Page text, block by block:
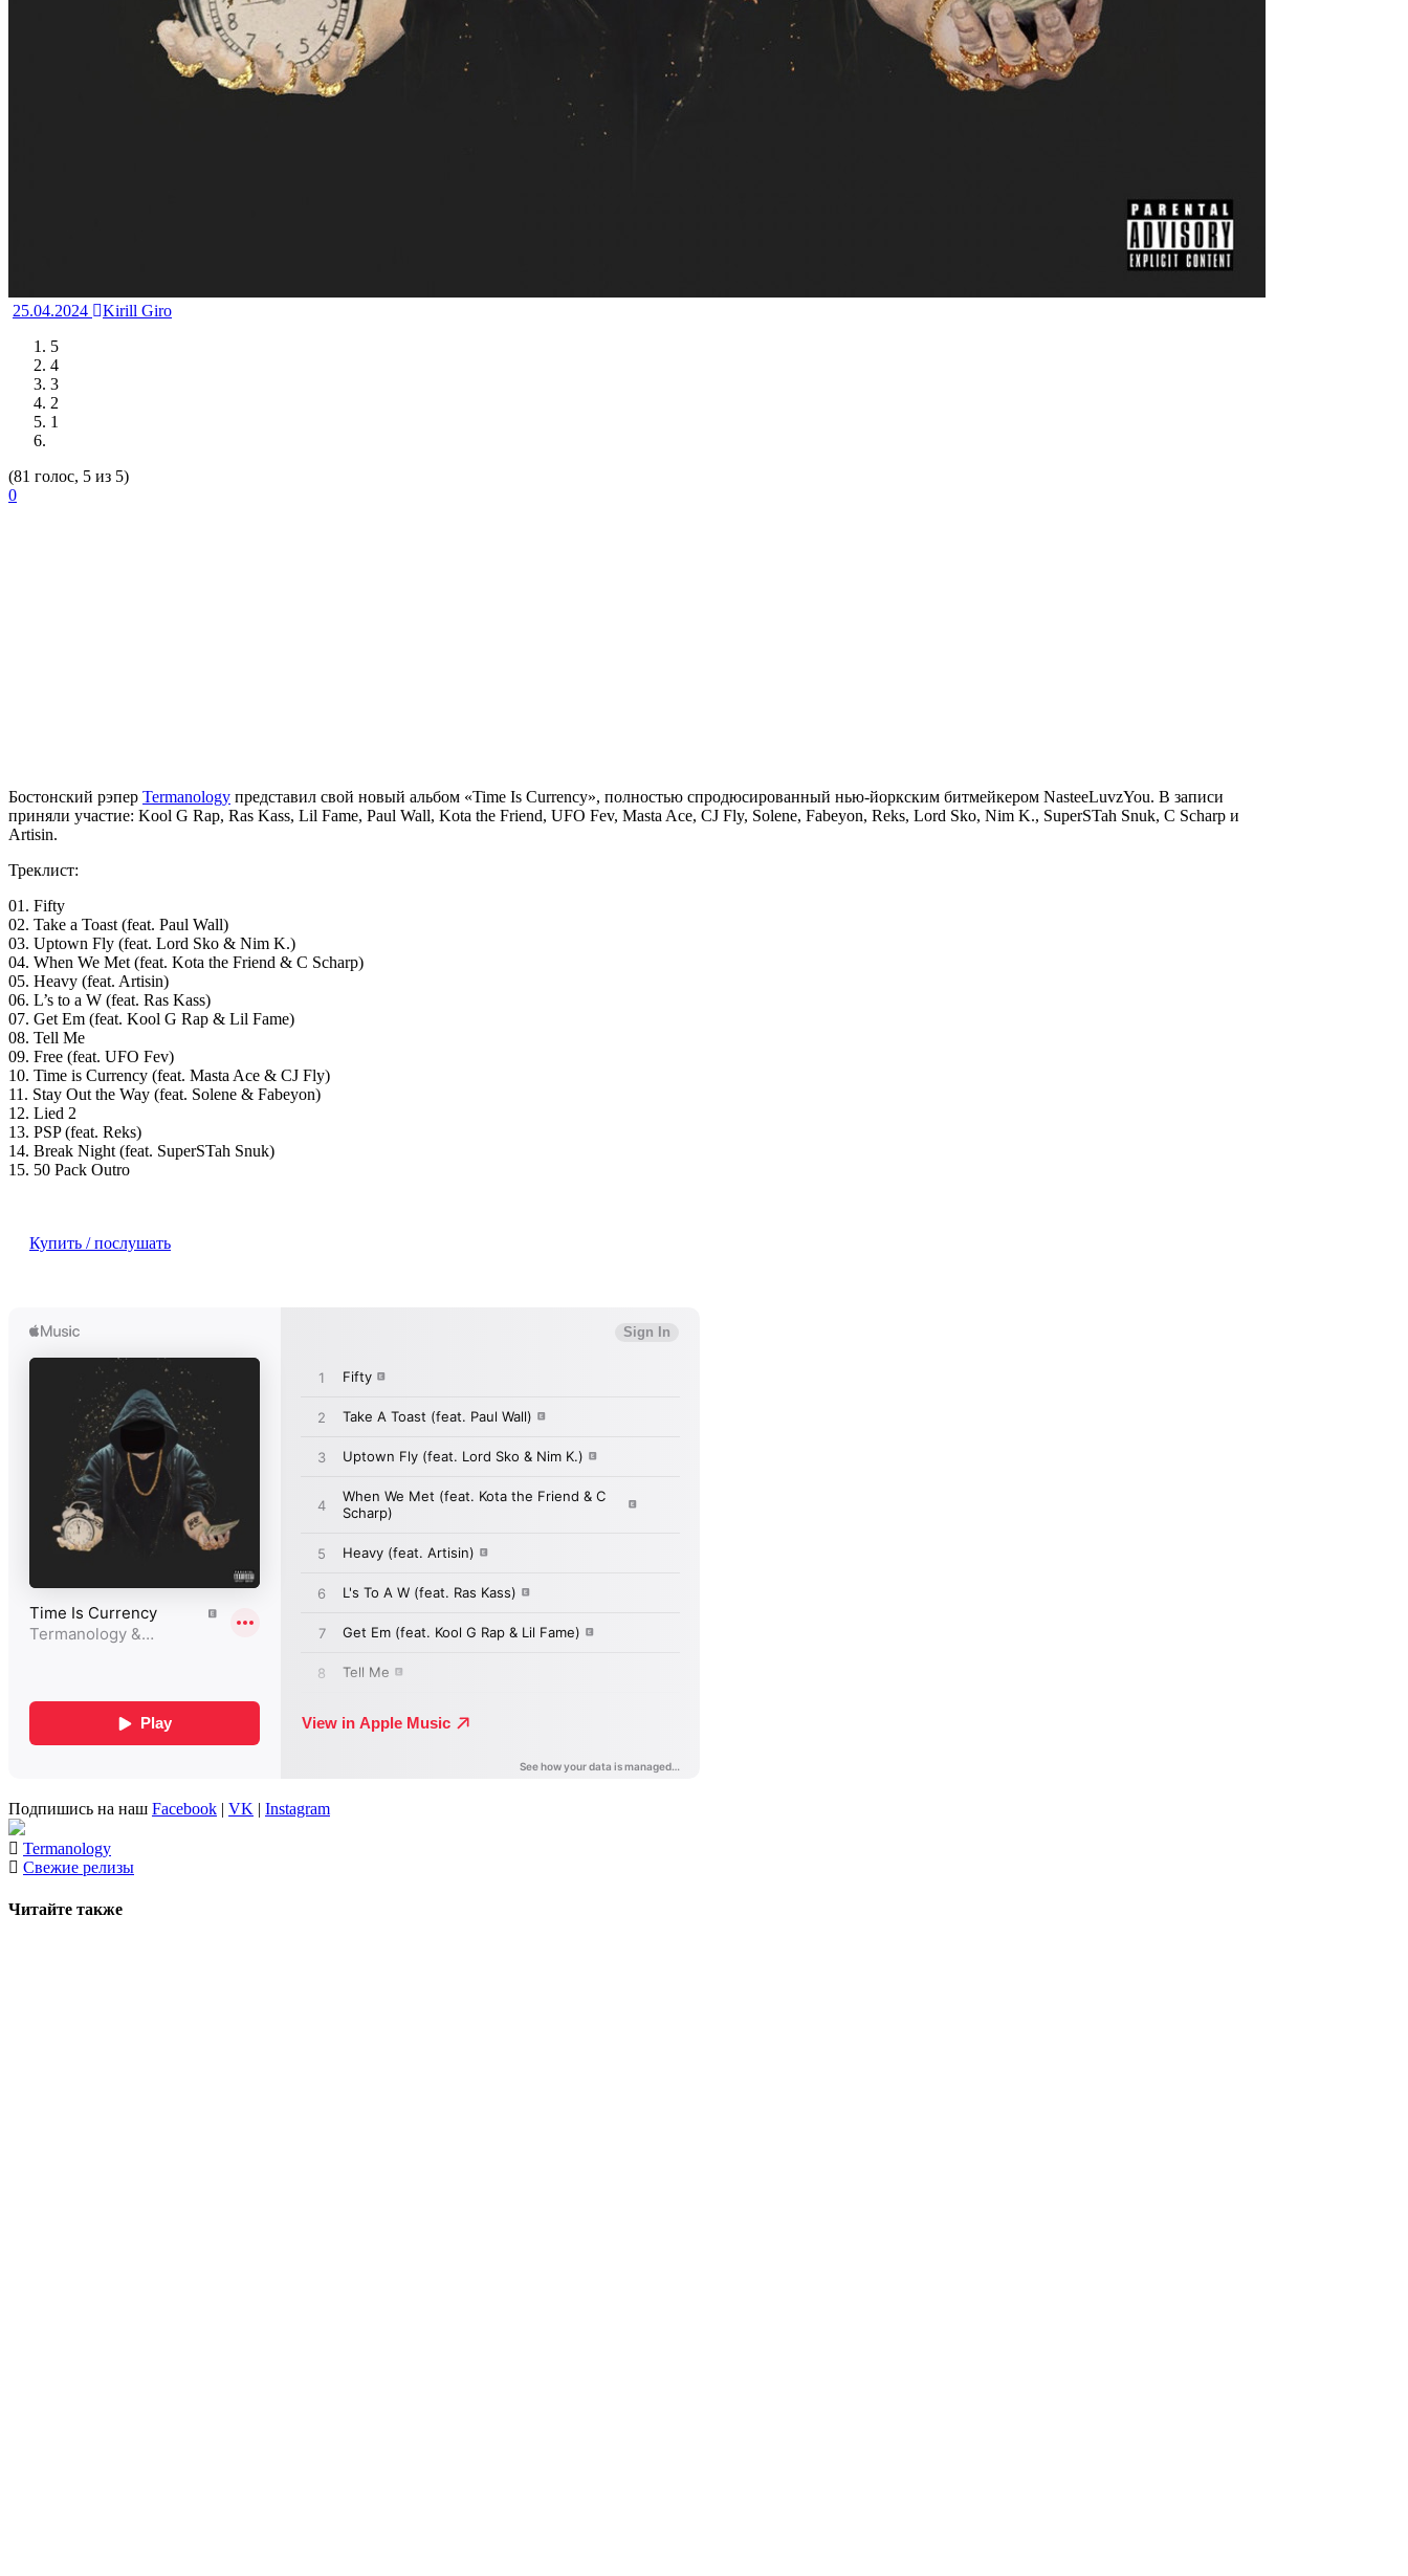
25.04.2024
Kirill Giro
5
4
3
2
1
(81 голос, 5 из 5)
0
Бостонский рэпер Termanology представил свой новый альбом «Time Is Currency», полностью спродюсированный нью-йоркским битмейкером NasteeLuvzYou. В записи
приняли участие: Kool G Rap, Ras Kass, Lil Fame, Paul Wall, Kota the Friend, UFO Fev, Masta Ace, CJ Fly, Solene, Fabeyon, Reks, Lord Sko, Nim K., SuperSTah Snuk, C Scharp и
Artisin.
Треклист:
01. Fifty
02. Take a Toast (feat. Paul Wall)
03. Uptown Fly (feat. Lord Sko & Nim K.)
04. When We Met (feat. Kota the Friend & C Scharp)
05. Heavy (feat. Artisin)
06. L’s to a W (feat. Ras Kass)
07. Get Em (feat. Kool G Rap & Lil Fame)
08. Tell Me
09. Free (feat. UFO Fev)
10. Time is Currency (feat. Masta Ace & CJ Fly)
11. Stay Out the Way (feat. Solene & Fabeyon)
12. Lied 2
13. PSP (feat. Reks)
14. Break Night (feat. SuperSTah Snuk)
15. 50 Pack Outro
Купить / послушать
Подпишись на наш Facebook | VK | Instagram
Termanology
Свежие релизы
Читайте также